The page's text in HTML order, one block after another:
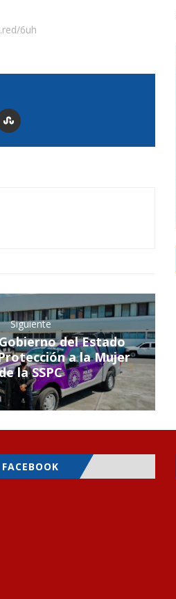
6uh
Siguiente
del Estado
a la Mujer
la SSPC